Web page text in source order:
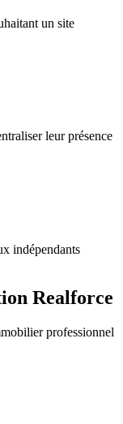
un site
leur présence
indépendants
Realforce
professionnel